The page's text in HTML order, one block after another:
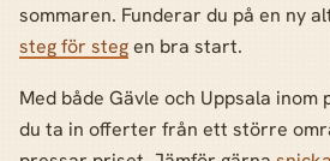
sommaren. Funderar du på en ny
steg för stegen bra start.
Med både Gävle och Uppsala inom
du ta in offerter från ett större